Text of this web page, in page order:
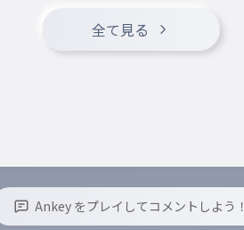
全て見る
Ankey をプレイしてコメントしよう！